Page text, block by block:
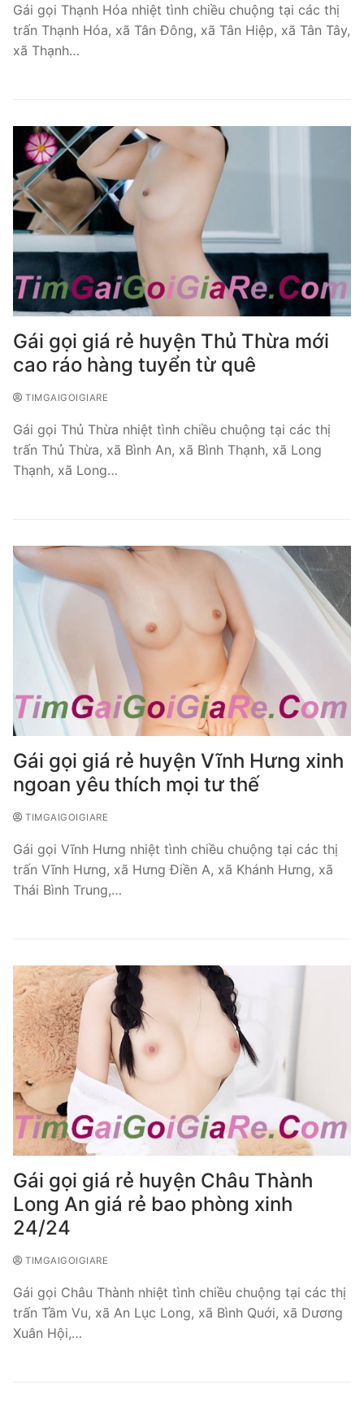
Gái gọi Thạnh Hóa nhiệt tình chiều chuộng tại các thị
trấn Thạnh Hóa, xã Tân Đông, xã Tân Hiệp, xã Tân Tây,
xã Thạnh…
Gái gọi giá rẻ huyện Thủ Thừa mới
cao ráo hàng tuyển từ quê
TIMGAIGOIGIARE
Gái gọi Thủ Thừa nhiệt tình chiều chuộng tại các thị
trấn Thủ Thừa, xã Bình An, xã Bình Thạnh, xã Long
Thạnh, xã Long…
Gái gọi giá rẻ huyện Vĩnh Hưng xinh
ngoan yêu thích mọi tư thế
TIMGAIGOIGIARE
Gái gọi Vĩnh Hưng nhiệt tình chiều chuộng tại các thị
trấn Vĩnh Hưng, xã Hưng Điền A, xã Khánh Hưng, xã
Thái Bình Trung,…
Gái gọi giá rẻ huyện Châu Thành
Long An giá rẻ bao phòng xinh
24/24
TIMGAIGOIGIARE
Gái gọi Châu Thành nhiệt tình chiều chuộng tại các thị
trấn Tầm Vu, xã An Lục Long, xã Bình Quới, xã Dương
Xuân Hội,…